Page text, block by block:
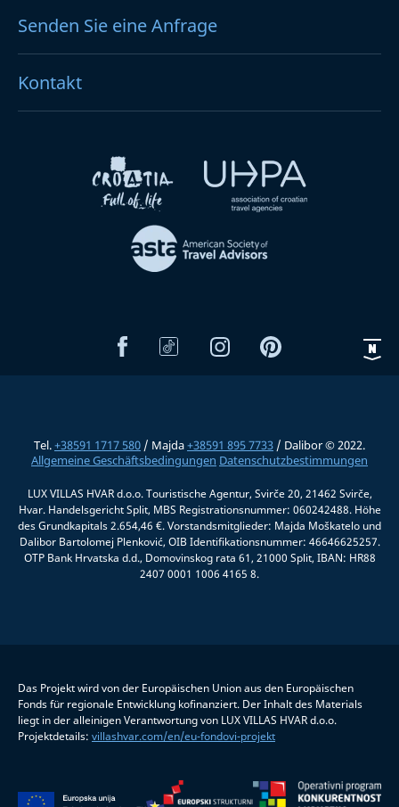
Senden Sie eine Anfrage
Kontakt
Tel.+38591 1717 580 / Majda+38591 895 7733 / Dalibor © 2022.
Allgemeine Geschäftsbedingungen Datenschutzbestimmungen
LUX VILLAS HVAR d.o.o. Touristische Agentur, Svirče 20, 21462 Svirče,
Hvar. Handelsgericht Split, MBS Registrationsnummer: 060242488. Höhe
des Grundkapitals 2.654,46 €. Vorstandsmitglieder: Majda Moškatelo und
Dalibor Bartolomej Plenković, OIB Identifikationsnummer: 46646625257.
OTP Bank Hrvatska d.d., Domovinskog rata 61, 21000 Split, IBAN: HR88
2407 0001 1006 4165 8.
Das Projekt wird von der Europäischen Union aus den Europäischen
Fonds für regionale Entwicklung kofinanziert. Der Inhalt des Materials
liegt in der alleinigen Verantwortung von LUX VILLAS HVAR d.o.o.
Projektdetails: villashvar.com/en/eu-fondovi-projekt